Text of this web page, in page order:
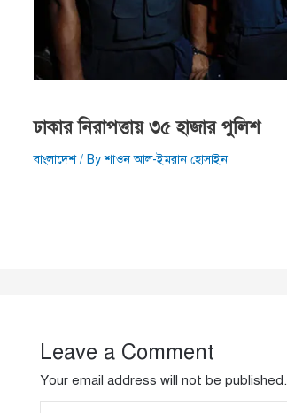
ঢাকার নিরাপত্তায় ৩৫ হাজার পুলিশ
বাংলাদেশ/ Byশাওন আল-ইমরান হোসাইন
Leave a Comment
Your email address will not be published.